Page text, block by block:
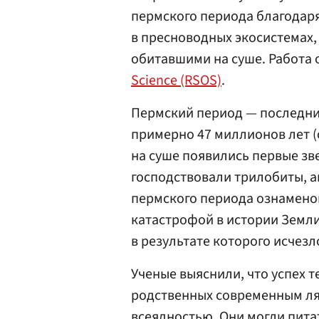
пермского периода
в пресноводных
обитавшими на суше.
Science (RSOS).
Пермский период —
примерно 47 миллионов лет
на суше появились первые
господствовали
пермского периода
катастрофой в истории
в результате которого
Ученые выяснили, что
родственных современным